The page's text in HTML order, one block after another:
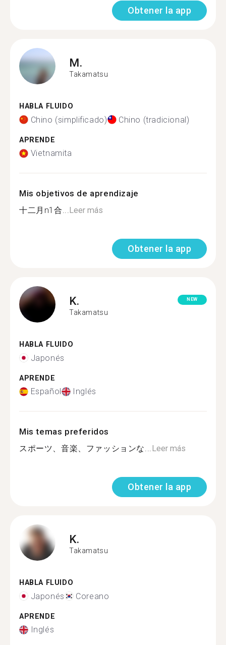
Obtener la app
M.
Takamatsu
HABLA FLUIDO
Chino (simplificado) Chino (tradicional)
APRENDE
Vietnamita
Mis objetivos de aprendizaje
十二月n1合...Leer más
Obtener la app
K.
Takamatsu
NEW
HABLA FLUIDO
Japonés
APRENDE
Español Inglés
Mis temas preferidos
スポーツ、音楽、ファッションな...Leer más
Obtener la app
K.
Takamatsu
HABLA FLUIDO
Japonés Coreano
APRENDE
Inglés